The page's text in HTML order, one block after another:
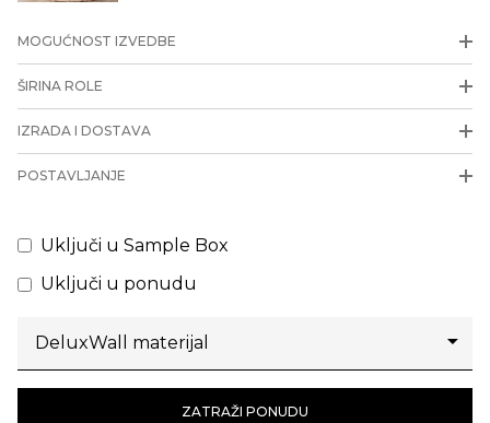
MOGUĆNOST IZVEDBE
ŠIRINA ROLE
IZRADA I DOSTAVA
POSTAVLJANJE
Uključi u Sample Box
Uključi u ponudu
ZATRAŽI PONUDU